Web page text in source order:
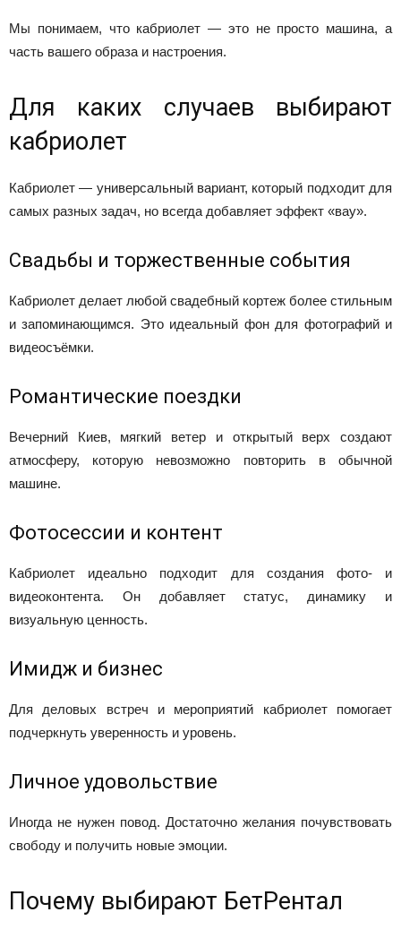
Мы понимаем, что кабриолет — это не просто машина, а
часть вашего образа и настроения.
Для каких случаев выбирают
кабриолет
Кабриолет — универсальный вариант, который подходит для
самых разных задач, но всегда добавляет эффект «вау».
Свадьбы и торжественные события
Кабриолет делает любой свадебный кортеж более стильным
и запоминающимся. Это идеальный фон для фотографий и
видеосъёмки.
Романтические поездки
Вечерний Киев, мягкий ветер и открытый верх создают
атмосферу, которую невозможно повторить в обычной
машине.
Фотосессии и контент
Кабриолет идеально подходит для создания фото- и
видеоконтента. Он добавляет статус, динамику и
визуальную ценность.
Имидж и бизнес
Для деловых встреч и мероприятий кабриолет помогает
подчеркнуть уверенность и уровень.
Личное удовольствие
Иногда не нужен повод. Достаточно желания почувствовать
свободу и получить новые эмоции.
Почему выбирают БетРентал